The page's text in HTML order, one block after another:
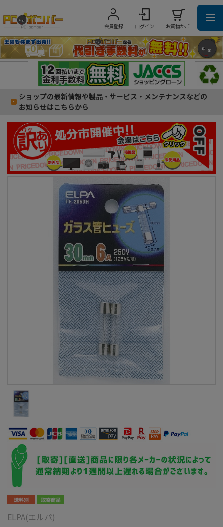
会員登録 ログイン お買物かご
ショップの最新情報や製品・サービス・メンテナンスなどの
お知らせはこちらから
ELPA(エルパ)